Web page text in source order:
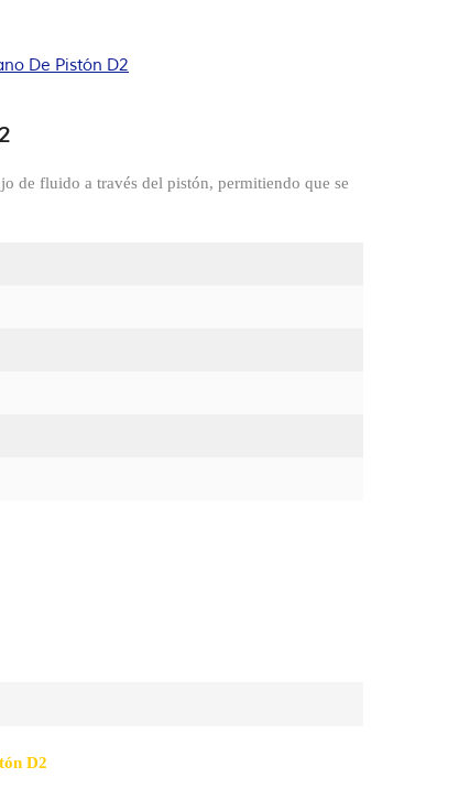
De Pistón D2
de fluido a través del pistón, permitiendo que se
D2